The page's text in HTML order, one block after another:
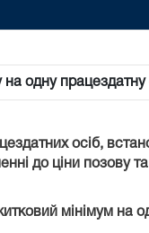
на одну працездатну
осіб,
до ціни позову
мінімум на